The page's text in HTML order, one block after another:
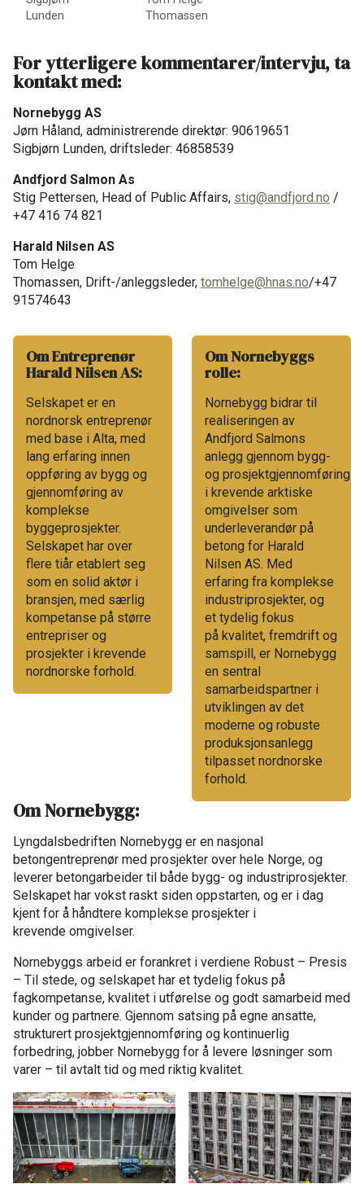
Lunden
Thomassen
For ytterligere kommentarer/intervju, ta
kontakt med:
Nornebygg AS
Jørn Håland, administrerende direktør: 90619651
Sigbjørn Lunden, driftsleder: 46858539
Andfjord Salmon As
Stig Pettersen, Head of Public Affairs, stig@andfjord.no /
+47 416 74 821
Harald Nilsen AS
Tom Helge
Thomassen, Drift-/anleggsleder, tomhelge@hnas.no/+47
91574643
Om Entreprenør
Harald Nilsen AS:
Selskapet er en
nordnorsk entreprenør
med base i Alta, med
lang erfaring innen
oppføring av bygg og
gjennomføring av
komplekse
byggeprosjekter.
Selskapet har over
flere tiår etablert seg
som en solid aktør i
bransjen, med særlig
kompetanse på større
entrepriser og
prosjekter i krevende
nordnorske forhold.
Om Nornebyggs
rolle:
Nornebygg bidrar til
realiseringen av
Andfjord Salmons
anlegg gjennom bygg-
og prosjektgjennomføring
i krevende arktiske
omgivelser som
underleverandør på
betong for Harald
Nilsen AS. Med
erfaring fra komplekse
industriprosjekter, og
et tydelig fokus
på kvalitet, fremdrift og
samspill, er Nornebygg
en sentral
samarbeidspartner i
utviklingen av det
moderne og robuste
produksjonsanlegg
tilpasset nordnorske
forhold.
Om Nornebygg:
Lyngdalsbedriften Nornebygg er en nasjonal
betongentreprenør med prosjekter over hele Norge, og
leverer betongarbeider til både bygg- og industriprosjekter.
Selskapet har vokst raskt siden oppstarten, og er i dag
kjent for å håndtere komplekse prosjekter i
krevende omgivelser.
Nornebyggs arbeid er forankret i verdiene Robust – Presis
– Til stede, og selskapet har et tydelig fokus på
fagkompetanse, kvalitet i utførelse og godt samarbeid med
kunder og partnere. Gjennom satsing på egne ansatte,
strukturert prosjektgjennomføring og kontinuerlig
forbedring, jobber Nornebygg for å levere løsninger som
varer – til avtalt tid og med riktig kvalitet.